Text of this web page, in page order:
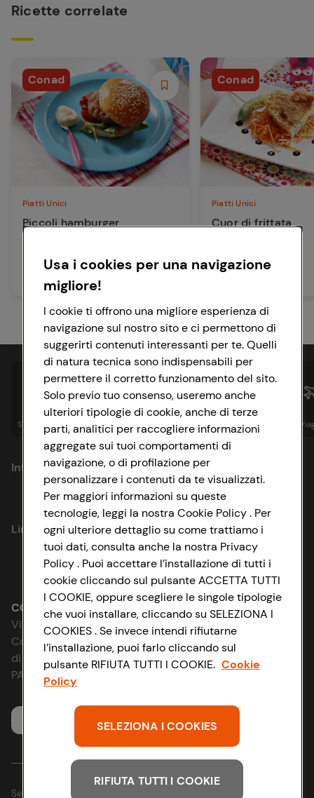
Ricette correlate
Conad
Piatti Unici
Piccoli hamburger
45 min Facile
Conad
Piatti Unici
Cuor di frittata
15 min Facile
Spesa online Assicurazioni Sapori& Istituzionale
Informazioni
Privacy Policy
Cookie Policy
Impostazioni Cookie
Accessibilità
D&I e Parità di Genere
Strategia Fiscale
Link utili
Lavora con noi
Le cooperative
News & Approfondimenti
Richiami prodotto
Whistleblowing
CONAD SOCIETÀ COOPERATIVA
Via Michelino, 59 | 40127 BOLOGNA
Codice Fiscale e Registro Imprese
di Bologna 00865960157
PARTITA IVA 03320960374
Servizio clienti
Seguici sui Social:
Usa i cookies per una navigazione
migliore!
I cookie ti offrono una migliore esperienza di
navigazione sul nostro sito e ci permettono di
suggerirti contenuti interessanti per te. Quelli
di natura tecnica sono indispensabili per
permettere il corretto funzionamento del sito.
Solo previo tuo consenso, useremo anche
ulteriori tipologie di cookie, anche di terze
parti, analitici per raccogliere informazioni
aggregate sui tuoi comportamenti di
navigazione, o di profilazione per
personalizzare i contenuti da te visualizzati.
Per maggiori informazioni su queste
tecnologie, leggi la nostra Cookie Policy . Per
ogni ulteriore dettaglio su come trattiamo i
tuoi dati, consulta anche la nostra Privacy
Policy . Puoi accettare l’installazione di tutti i
cookie cliccando sul pulsante ACCETTA TUTTI
I COOKIE, oppure scegliere le singole tipologie
che vuoi installare, cliccando su SELEZIONA I
COOKIES . Se invece intendi rifiutarne
l’installazione, puoi farlo cliccando sul
pulsante RIFIUTA TUTTI I COOKIE. Cookie
Policy
SELEZIONA I COOKIES
RIFIUTA TUTTI I COOKIE